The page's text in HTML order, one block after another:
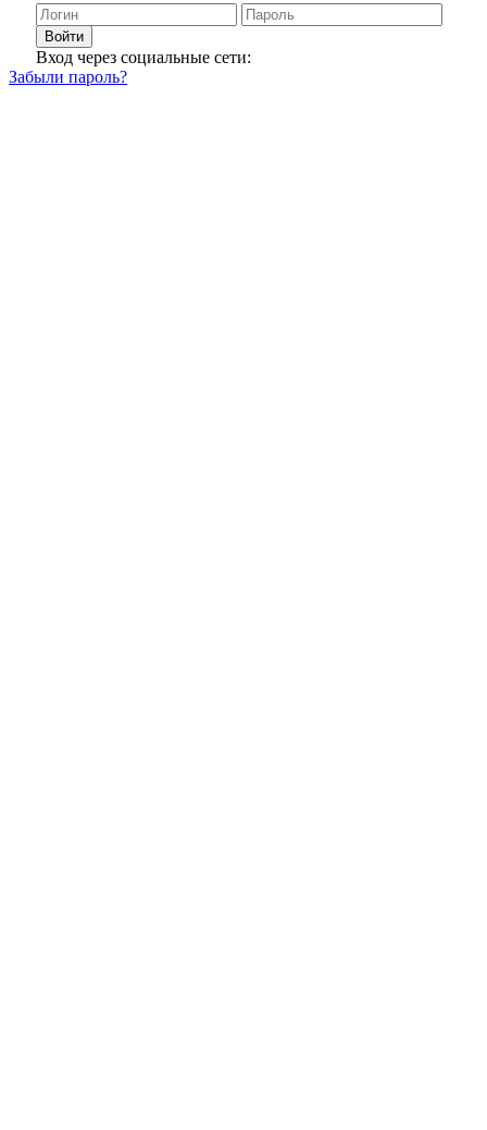
Войти
Вход через социальные сети:
Забыли пароль?